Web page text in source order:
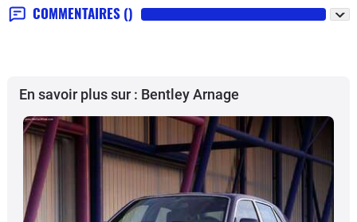
COMMENTAIRES ()
En savoir plus sur : Bentley Arnage